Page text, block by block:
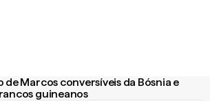
de Marcos conversíveis da Bósnia e
guineanos